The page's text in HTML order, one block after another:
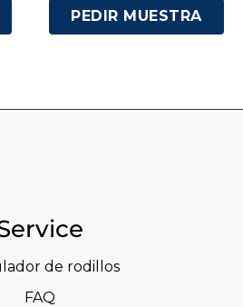
PEDIR MUESTRA
de rodillos
FAQ